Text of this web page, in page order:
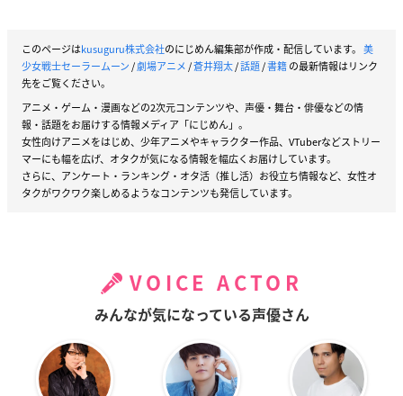
このページはkusuguru株式会社のにじめん編集部が作成・配信しています。 美
少女戦士セーラームーン/劇場アニメ/蒼井翔太/話題/書籍の最新情報はリンク
先をご覧ください。
アニメ・ゲーム・漫画などの2次元コンテンツや、声優・舞台・俳優などの情
報・話題をお届けする情報メディア「にじめん」。
女性向けアニメをはじめ、少年アニメやキャラクター作品、VTuberなどストリー
マーにも幅を広げ、オタクが気になる情報を幅広くお届けしています。
さらに、アンケート・ランキング・オタ活（推し活）お役立ち情報など、女性オ
タクがワクワク楽しめるようなコンテンツも発信しています。
VOICE ACTOR
みんなが気になっている声優さん